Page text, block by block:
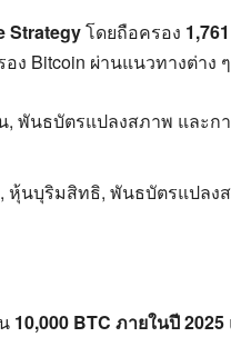
Strategyโดยถือครอง 1,761
Bitcoin ผ่านแนวทางต่าง
พันธบัตรแปลงสภาพ และกา
หุ้นบุริมสิทธิ, พันธบัตรแปลง
10,000 BTC ภายในปี 2025